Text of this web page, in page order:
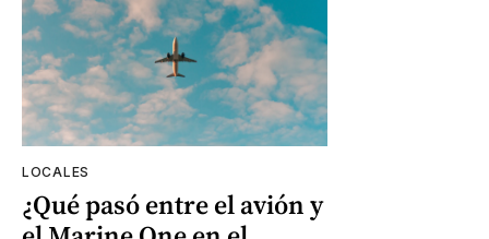
LOCALES
¿Qué pasó entre el avión y